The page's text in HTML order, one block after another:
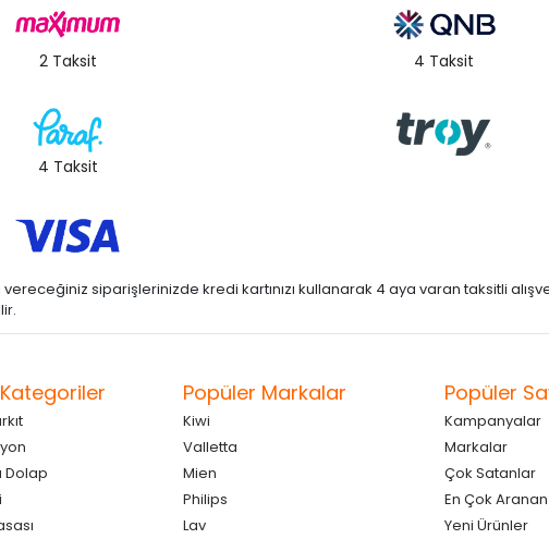
2 Taksit 4 Taksit
4 Taksit
siparişlerinizde kredi kartınızı kullanarak 4 aya varan taksitli
Dolap
Popüler Markalar
Kiwi
Valletta
Mien
Philips
Lav
Popüler
Kampanyalar
Markalar
Çok Satanlar
En Çok
Yeni Ürünler